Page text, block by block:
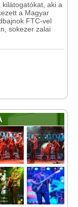
kilátogatókat, aki a
a Magyar
FTC-vel
sokezer zalai